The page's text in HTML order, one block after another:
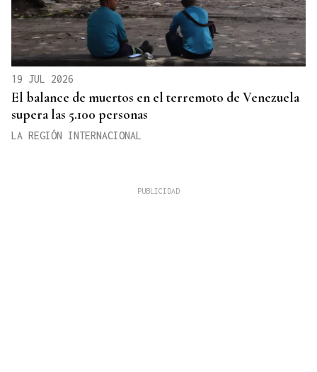
19 JUL 2026
El balance de muertos en el terremoto de Venezuela
supera las 5.100 personas
LA REGIÓN INTERNACIONAL